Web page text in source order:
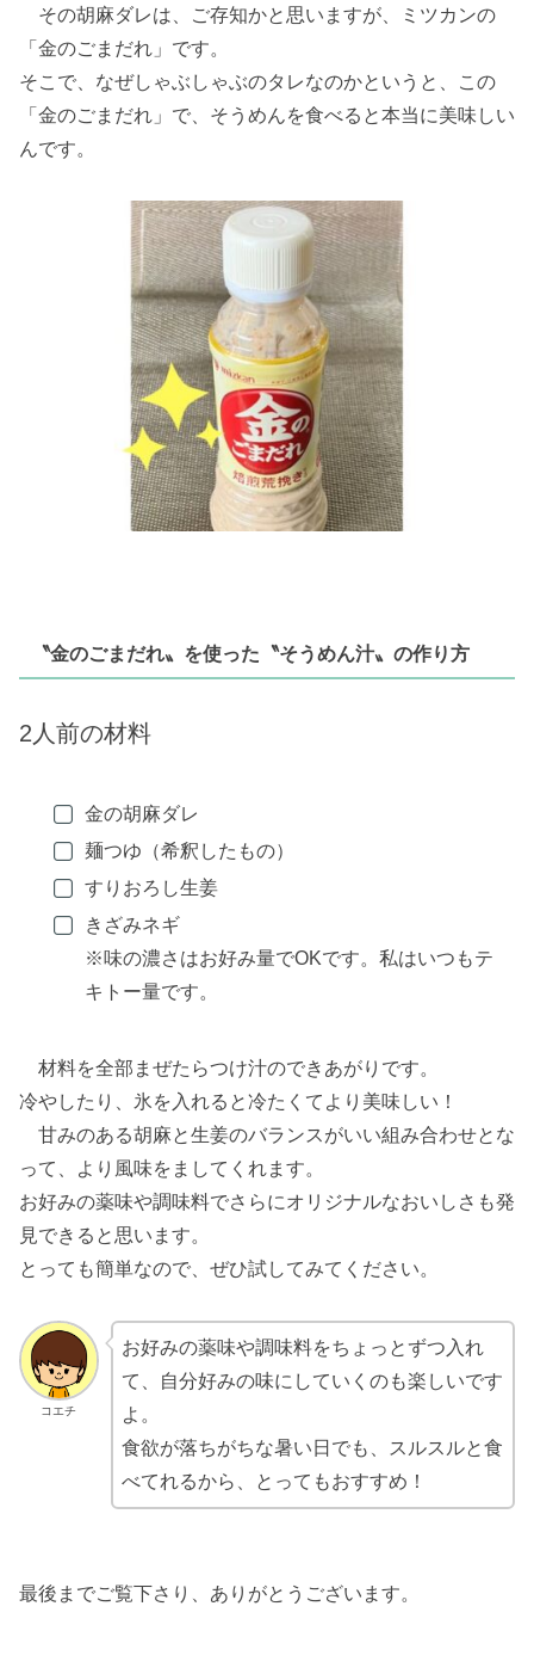
その胡麻ダレは、ご存知かと思いますが、ミツカンの
「金のごまだれ」です。
そこで、なぜしゃぶしゃぶのタレなのかというと、この
「金のごまだれ」で、そうめんを食べると本当に美味しい
んです。
〝金のごまだれ〟を使った〝そうめん汁〟の作り方
2人前の材料
金の胡麻ダレ
麺つゆ（希釈したもの）
すりおろし生姜
きざみネギ
※味の濃さはお好み量でOKです。私はいつもテ
キトー量です。
材料を全部まぜたらつけ汁のできあがりです。
冷やしたり、氷を入れると冷たくてより美味しい！
甘みのある胡麻と生姜のバランスがいい組み合わせとな
って、より風味をましてくれます。
お好みの薬味や調味料でさらにオリジナルなおいしさも発
見できると思います。
とっても簡単なので、ぜひ試してみてください。
コエチ
お好みの薬味や調味料をちょっとずつ入れ
て、自分好みの味にしていくのも楽しいです
よ。
食欲が落ちがちな暑い日でも、スルスルと食
べてれるから、とってもおすすめ！
最後までご覧下さり、ありがとうございます。